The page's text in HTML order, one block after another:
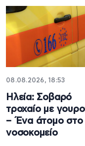
08.08.2026, 18:53
Ηλεία: Σοβαρό
τροχαίο με
– Ένα άτομο στο
νοσοκομείο